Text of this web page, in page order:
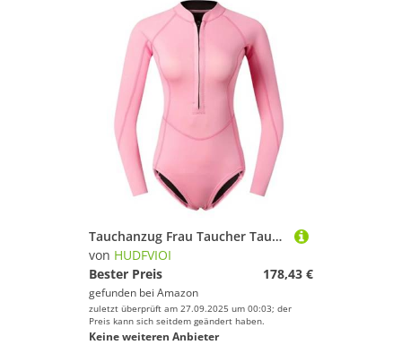
Tauchanzug Frau Taucher Tauchen Anzug 2mm Neopren Tauchen Ausrüstung Rosa Langarm Badeanzug Surfen Bademode Schnorcheln Anzug(Yellow,XL)
von HUDFVIOI
Bester Preis
178,43 €
gefunden bei Amazon
zuletzt überprüft am 27.09.2025 um 00:03; der
Preis kann sich seitdem geändert haben.
Keine weiteren Anbieter